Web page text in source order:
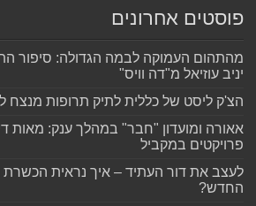
פוסטים אחרונים
מהתהום העמוקה לבמה הגדולה: סיפור
יניב עוזיאל מ"דה וויס"
הצ'ק ליסט של כללית לתיק תרופות מנצח
פרויקטים במקביל
לעצב את דור העתיד – איך נראית הכשרת
החדש?